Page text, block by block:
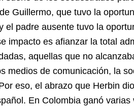
Guillermo, que tuvo la
el padre ausente tuvo la
impacto es afianzar la total
aquellas que no
medios de comunicación, la
eso, el abrazo que Herbin
En Colombia ganó